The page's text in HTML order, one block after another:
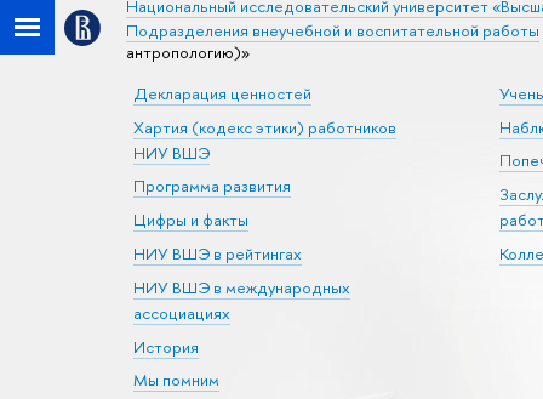
Национальный исследовательский университет
Подразделения внеучебной и воспитательной работы
антропологию)»
Декларация ценностей
Хартия (кодекс этики) работников
НИУ ВШЭ
Программа развития
Цифры и факты
НИУ ВШЭ в рейтингах
НИУ ВШЭ в международных
ассоциациях
История
Мы помним